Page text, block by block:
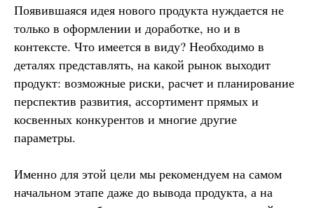
Появившаяся идея нового продукта нуждается не
только в оформлении и доработке, но и в
контексте. Что имеется в виду? Необходимо в
деталях представлять, на какой рынок выходит
продукт: возможные риски, расчет и планирование
перспектив развития, ассортимент прямых и
косвенных конкурентов и многие другие
параметры.
Именно для этой цели мы рекомендуем на самом
начальном этапе даже до вывода продукта, а на